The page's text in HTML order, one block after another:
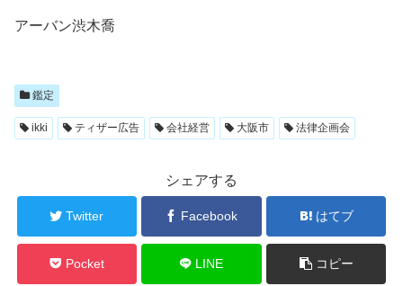
アーバン渋木喬
鑑定
ikki ティザー広告 会社経営 大阪市 法律企画会
シェアする
Twitter Facebook はてブ
Pocket LINE コピー